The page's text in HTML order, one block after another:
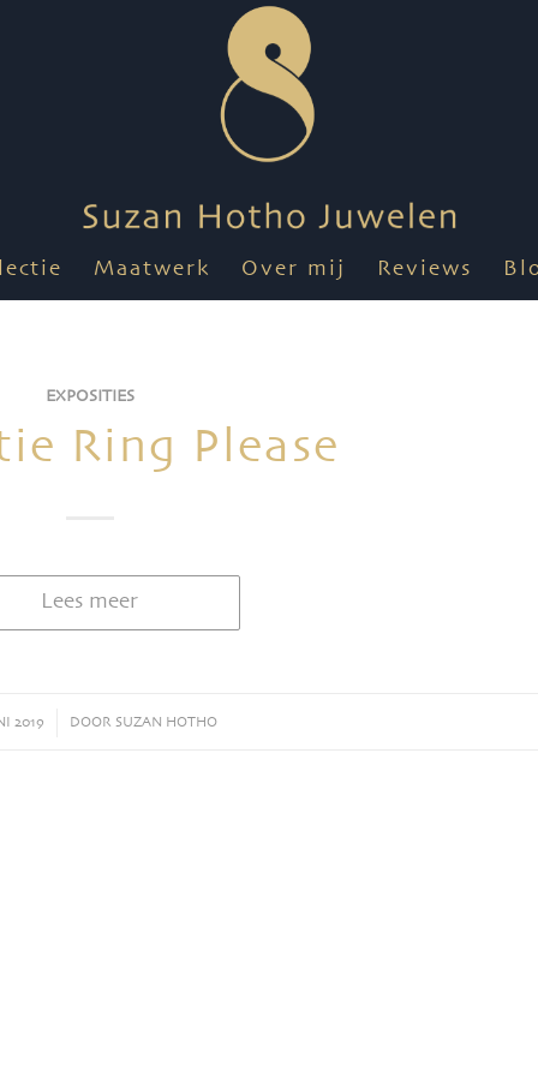
Maatwerk Over mij Reviews
EXPOSITIES
Ring Please
Lees meer
2019 DOORSUZAN HOTHO